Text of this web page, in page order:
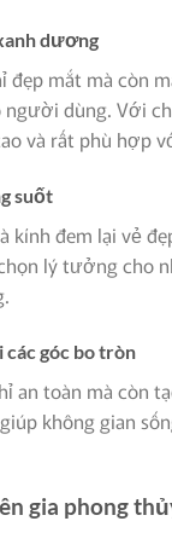
dương
đẹp mắt mà còn
dùng. Với
và rất phù hợp
suốt
kính đem lại vẻ
lý tưởng cho
góc bo tròn
an toàn mà còn
không gian
gia phong